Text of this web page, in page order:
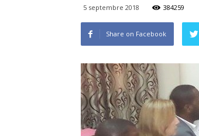
5 septembre 2018 384259
Share on Facebook